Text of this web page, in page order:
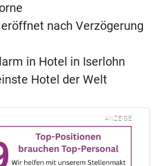
nach Verzögerung
in Hotel in Iserlohn
Hotel der Welt
ANZEIGE